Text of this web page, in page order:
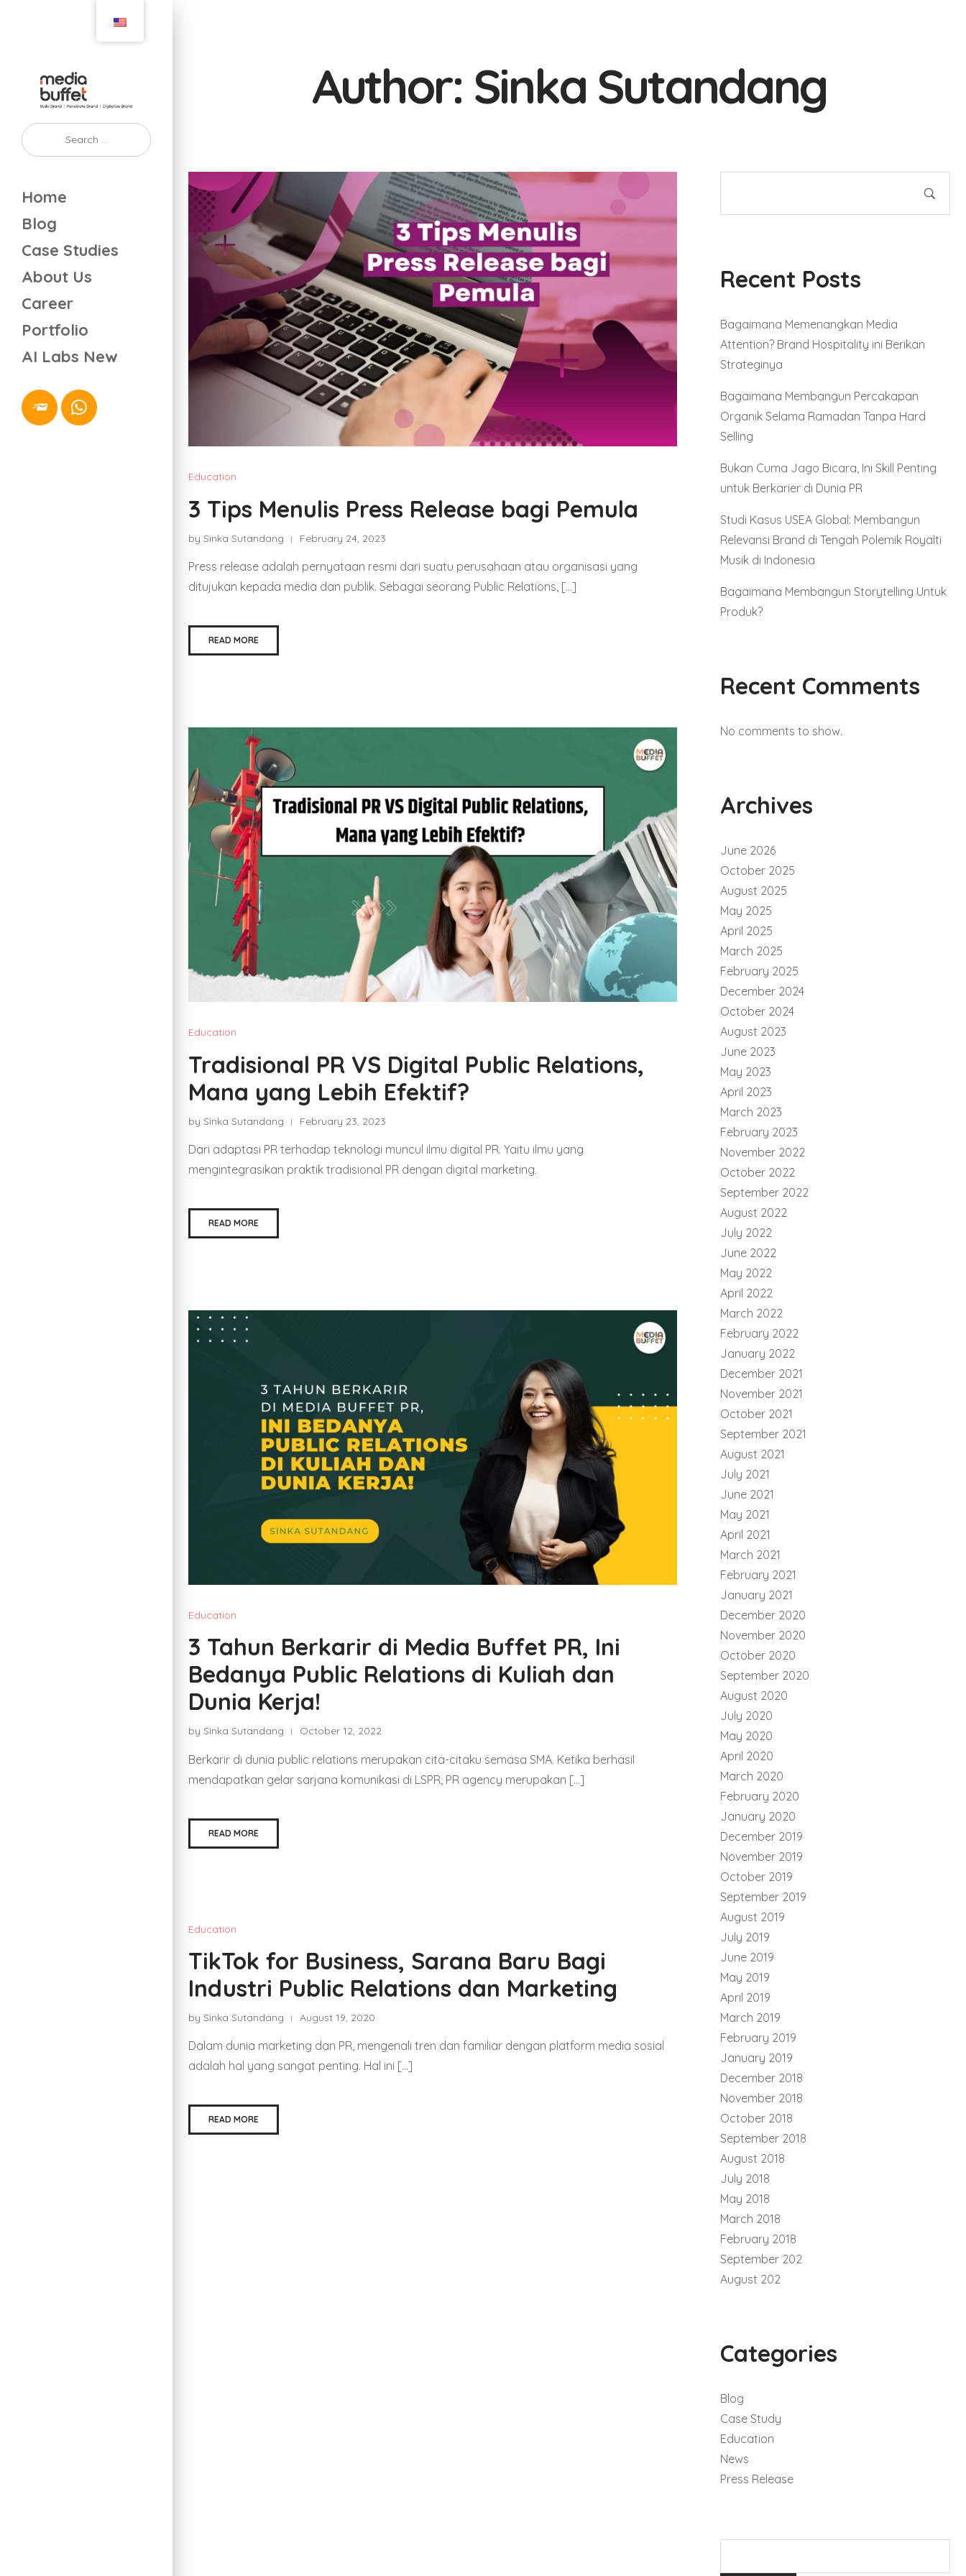
Home
Blog
Case Studies
About Us
Career
Portfolio
AI Labs New
Author: Sinka Sutandang
Recent Posts
Bagaimana Memenangkan Media
Attention? Brand Hospitality ini Berikan
Strateginya
Bagaimana Membangun Percakapan
Organik Selama Ramadan Tanpa Hard
Selling
Bukan Cuma Jago Bicara, Ini Skill Penting
untuk Berkarier di Dunia PR
Studi Kasus USEA Global: Membangun
Relevansi Brand di Tengah Polemik Royalti
Musik di Indonesia
Bagaimana Membangun Storytelling Untuk
Produk?
Recent Comments
No comments to show.
Archives
June 2026
October 2025
August 2025
May 2025
April 2025
March 2025
February 2025
December 2024
October 2024
August 2023
June 2023
May 2023
April 2023
March 2023
February 2023
November 2022
October 2022
September 2022
August 2022
July 2022
June 2022
May 2022
April 2022
March 2022
February 2022
January 2022
December 2021
November 2021
October 2021
September 2021
August 2021
July 2021
June 2021
May 2021
April 2021
March 2021
February 2021
January 2021
December 2020
November 2020
October 2020
September 2020
August 2020
July 2020
May 2020
April 2020
March 2020
February 2020
January 2020
December 2019
November 2019
October 2019
September 2019
August 2019
July 2019
June 2019
May 2019
April 2019
March 2019
February 2019
January 2019
December 2018
November 2018
October 2018
September 2018
August 2018
July 2018
May 2018
March 2018
February 2018
September 202
August 202
Categories
Blog
Case Study
Education
News
Press Release
Education
3 Tips Menulis Press Release bagi Pemula
by Sinka Sutandang February 24, 2023
Press release adalah pernyataan resmi dari suatu perusahaan atau organisasi yang
ditujukan kepada media dan publik. Sebagai seorang Public Relations, […]
READ MORE
Education
Tradisional PR VS Digital Public Relations,
Mana yang Lebih Efektif?
by Sinka Sutandang February 23, 2023
Dari adaptasi PR terhadap teknologi muncul ilmu digital PR. Yaitu ilmu yang
mengintegrasikan praktik tradisional PR dengan digital marketing.
READ MORE
Education
3 Tahun Berkarir di Media Buffet PR, Ini
Bedanya Public Relations di Kuliah dan
Dunia Kerja!
by Sinka Sutandang October 12, 2022
Berkarir di dunia public relations merupakan cita-citaku semasa SMA. Ketika berhasil
mendapatkan gelar sarjana komunikasi di LSPR, PR agency merupakan […]
READ MORE
Education
TikTok for Business, Sarana Baru Bagi
Industri Public Relations dan Marketing
by Sinka Sutandang August 19, 2020
Dalam dunia marketing dan PR, mengenali tren dan familiar dengan platform media sosial
adalah hal yang sangat penting. Hal ini […]
READ MORE